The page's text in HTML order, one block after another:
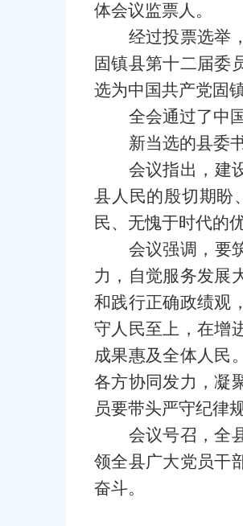
体会议监票人。
经过投票选举
固镇县第十二届委
选为中国共产党固
全会通过了中
新当选的县委
会议指出，建
县人民的殷切期盼
民、无愧于时代的
会议强调，要
力，自觉服务发展
和践行正确政绩观
守人民至上，在增
成果惠及全体人民
各方协同发力，凝
员要带头严守纪律
会议号召，全
领全县广大党员干
奋斗。